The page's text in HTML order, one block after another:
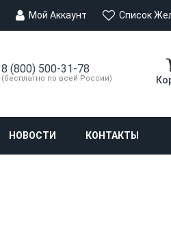
Мой Аккаунт Список
8 (800) 500-31-78
(бесплатно по всей России)
НОВОСТИ КОНТАКТЫ